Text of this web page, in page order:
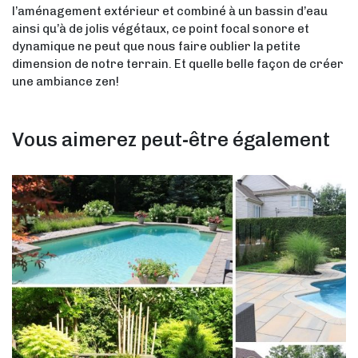
l’aménagement extérieur et combiné à un bassin d’eau
ainsi qu’à de jolis végétaux, ce point focal sonore et
dynamique ne peut que nous faire oublier la petite
dimension de notre terrain. Et quelle belle façon de créer
une ambiance zen!
Vous aimerez peut-être également